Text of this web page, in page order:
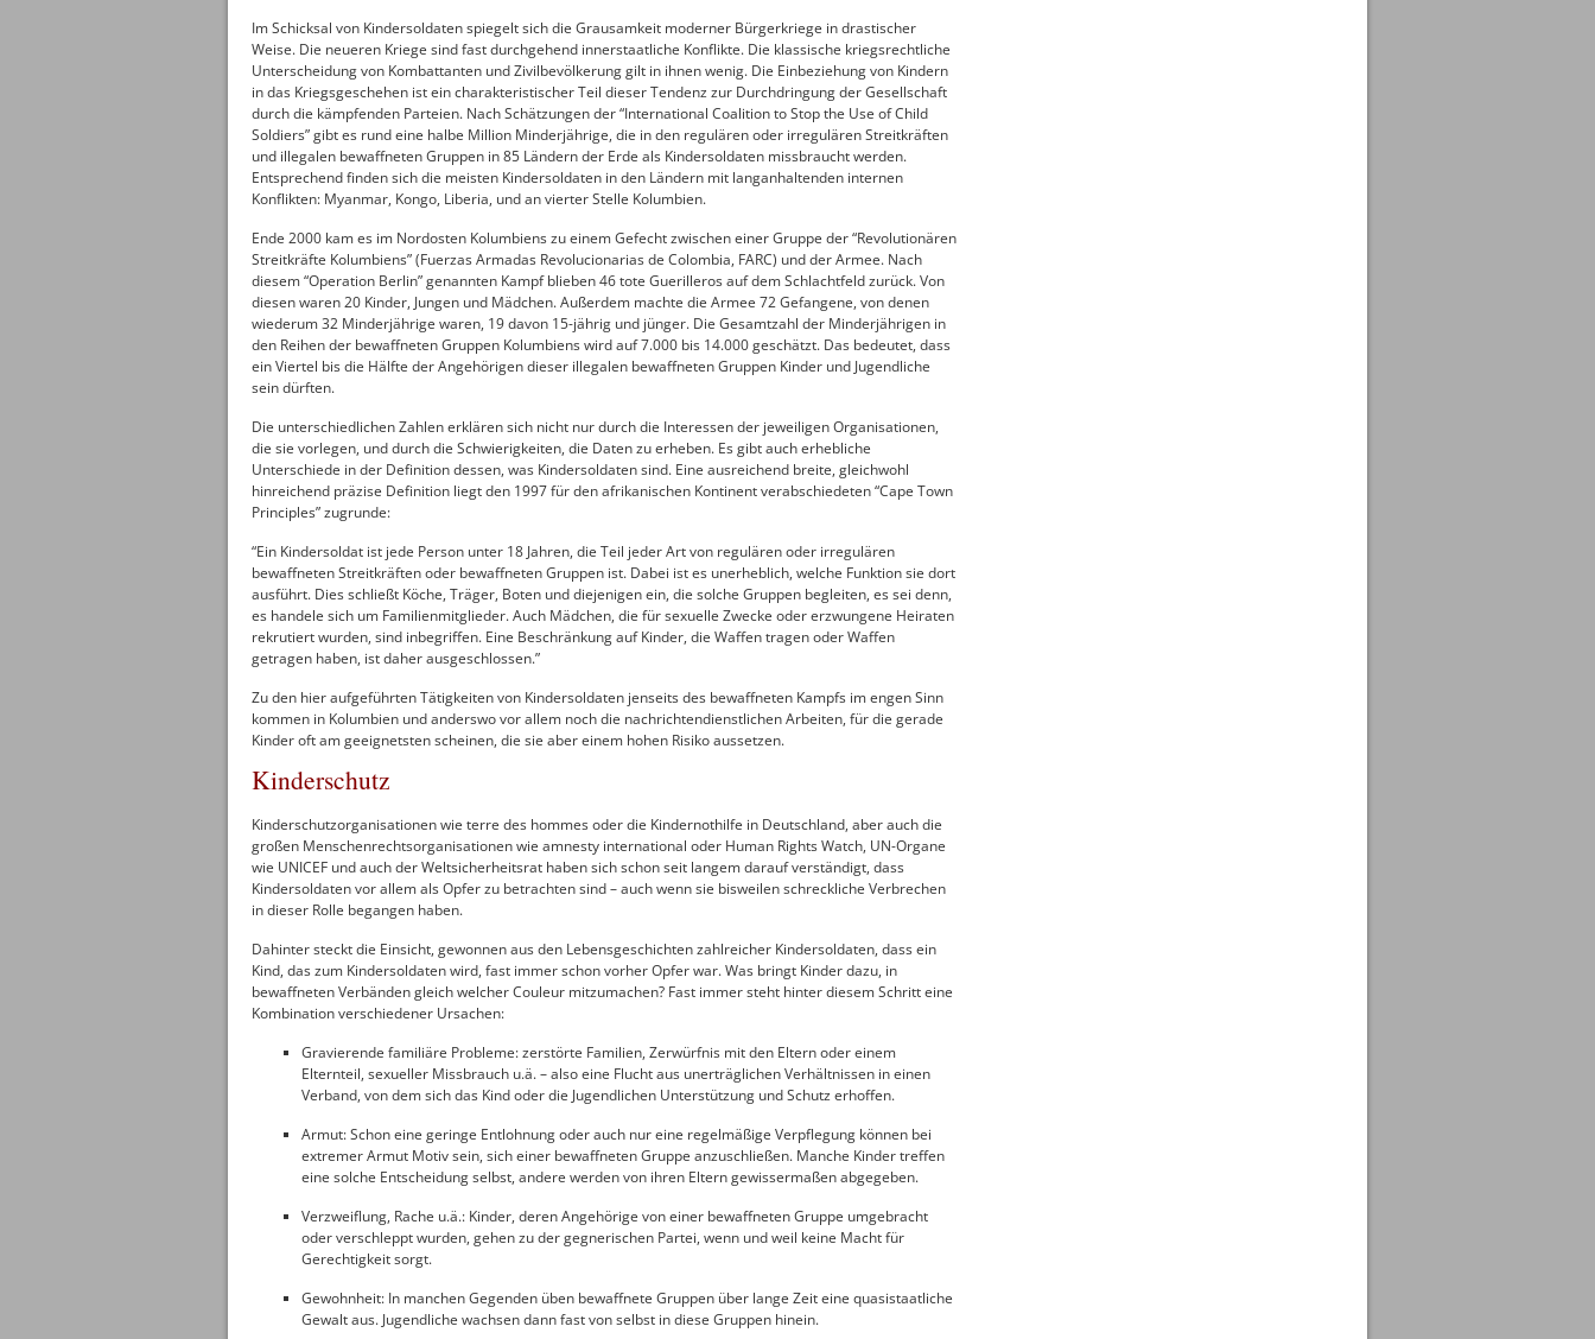
Im Schicksal von Kindersoldaten spiegelt sich die Grausamkeit moderner Bürgerkriege in drastischer
Weise. Die neueren Kriege sind fast durchgehend innerstaatliche Konflikte. Die klassische kriegsrechtliche
Unterscheidung von Kombattanten und Zivilbevölkerung gilt in ihnen wenig. Die Einbeziehung von Kindern
in das Kriegsgeschehen ist ein charakteristischer Teil dieser Tendenz zur Durchdringung der Gesellschaft
durch die kämpfenden Parteien. Nach Schätzungen der “International Coalition to Stop the Use of Child
Soldiers” gibt es rund eine halbe Million Minderjährige, die in den regulären oder irregulären Streitkräften
und illegalen bewaffneten Gruppen in 85 Ländern der Erde als Kindersoldaten missbraucht werden.
Entsprechend finden sich die meisten Kindersoldaten in den Ländern mit langanhaltenden internen
Konflikten: Myanmar, Kongo, Liberia, und an vierter Stelle Kolumbien.
Ende 2000 kam es im Nordosten Kolumbiens zu einem Gefecht zwischen einer Gruppe der “Revolutionären
Streitkräfte Kolumbiens” (Fuerzas Armadas Revolucionarias de Colombia, FARC) und der Armee. Nach
diesem “Operation Berlin” genannten Kampf blieben 46 tote Guerilleros auf dem Schlachtfeld zurück. Von
diesen waren 20 Kinder, Jungen und Mädchen. Außerdem machte die Armee 72 Gefangene, von denen
wiederum 32 Minderjährige waren, 19 davon 15-jährig und jünger. Die Gesamtzahl der Minderjährigen in
den Reihen der bewaffneten Gruppen Kolumbiens wird auf 7.000 bis 14.000 geschätzt. Das bedeutet, dass
ein Viertel bis die Hälfte der Angehörigen dieser illegalen bewaffneten Gruppen Kinder und Jugendliche
sein dürften.
Die unterschiedlichen Zahlen erklären sich nicht nur durch die Interessen der jeweiligen Organisationen,
die sie vorlegen, und durch die Schwierigkeiten, die Daten zu erheben. Es gibt auch erhebliche
Unterschiede in der Definition dessen, was Kindersoldaten sind. Eine ausreichend breite, gleichwohl
hinreichend präzise Definition liegt den 1997 für den afrikanischen Kontinent verabschiedeten “Cape Town
Principles” zugrunde:
“Ein Kindersoldat ist jede Person unter 18 Jahren, die Teil jeder Art von regulären oder irregulären
bewaffneten Streitkräften oder bewaffneten Gruppen ist. Dabei ist es unerheblich, welche Funktion sie dort
ausführt. Dies schließt Köche, Träger, Boten und diejenigen ein, die solche Gruppen begleiten, es sei denn,
es handele sich um Familienmitglieder. Auch Mädchen, die für sexuelle Zwecke oder erzwungene Heiraten
rekrutiert wurden, sind inbegriffen. Eine Beschränkung auf Kinder, die Waffen tragen oder Waffen
getragen haben, ist daher ausgeschlossen.”
Zu den hier aufgeführten Tätigkeiten von Kindersoldaten jenseits des bewaffneten Kampfs im engen Sinn
kommen in Kolumbien und anderswo vor allem noch die nachrichtendienstlichen Arbeiten, für die gerade
Kinder oft am geeignetsten scheinen, die sie aber einem hohen Risiko aussetzen.
Kinderschutz
Kinderschutzorganisationen wie terre des hommes oder die Kindernothilfe in Deutschland, aber auch die
großen Menschenrechtsorganisationen wie amnesty international oder Human Rights Watch, UN-Organe
wie UNICEF und auch der Weltsicherheitsrat haben sich schon seit langem darauf verständigt, dass
Kindersoldaten vor allem als Opfer zu betrachten sind – auch wenn sie bisweilen schreckliche Verbrechen
in dieser Rolle begangen haben.
Dahinter steckt die Einsicht, gewonnen aus den Lebensgeschichten zahlreicher Kindersoldaten, dass ein
Kind, das zum Kindersoldaten wird, fast immer schon vorher Opfer war. Was bringt Kinder dazu, in
bewaffneten Verbänden gleich welcher Couleur mitzumachen? Fast immer steht hinter diesem Schritt eine
Kombination verschiedener Ursachen:
Gravierende familiäre Probleme: zerstörte Familien, Zerwürfnis mit den Eltern oder einem
Elternteil, sexueller Missbrauch u.ä. – also eine Flucht aus unerträglichen Verhältnissen in einen
Verband, von dem sich das Kind oder die Jugendlichen Unterstützung und Schutz erhoffen.
Armut: Schon eine geringe Entlohnung oder auch nur eine regelmäßige Verpflegung können bei
extremer Armut Motiv sein, sich einer bewaffneten Gruppe anzuschließen. Manche Kinder treffen
eine solche Entscheidung selbst, andere werden von ihren Eltern gewissermaßen abgegeben.
Verzweiflung, Rache u.ä.: Kinder, deren Angehörige von einer bewaffneten Gruppe umgebracht
oder verschleppt wurden, gehen zu der gegnerischen Partei, wenn und weil keine Macht für
Gerechtigkeit sorgt.
Gewohnheit: In manchen Gegenden üben bewaffnete Gruppen über lange Zeit eine quasistaatliche
Gewalt aus. Jugendliche wachsen dann fast von selbst in diese Gruppen hinein.